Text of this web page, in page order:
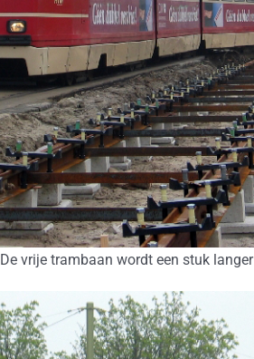
De vrije trambaan wordt een stuk langer